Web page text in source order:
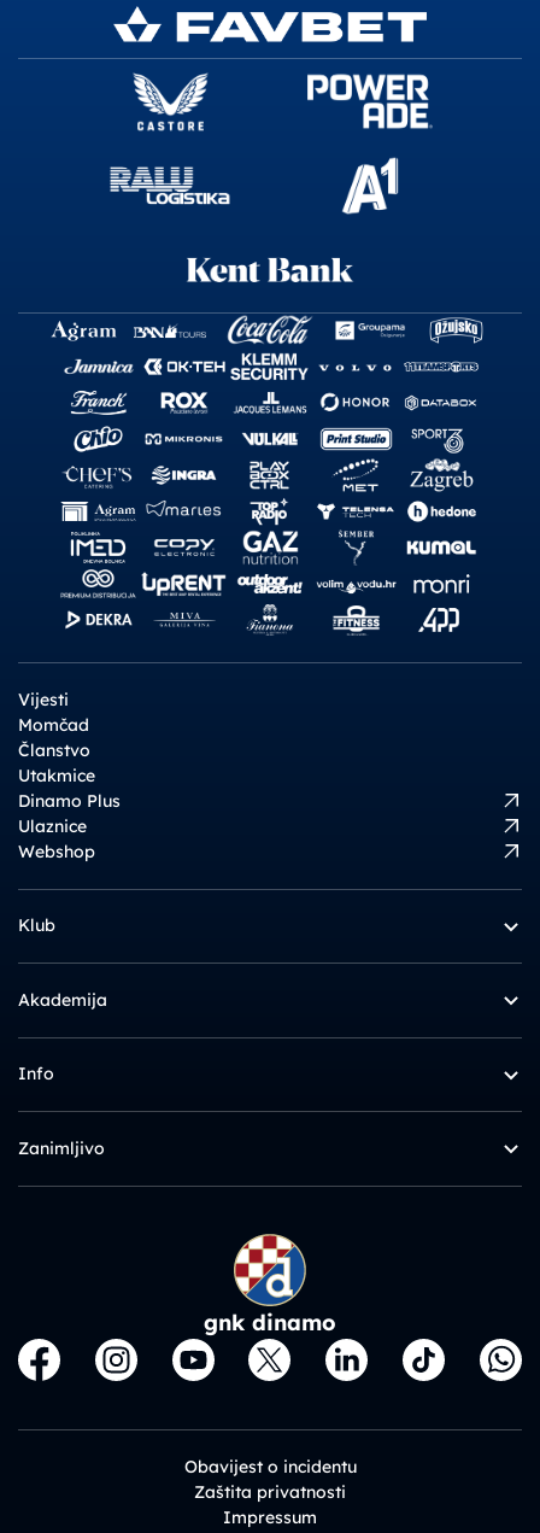
Vijesti
Momčad
Članstvo
Utakmice
Dinamo Plus
Ulaznice
Webshop
Klub
Akademija
Info
Zanimljivo
gnk dinamo
Obavijest o incidentu
Zaštita privatnosti
Impressum